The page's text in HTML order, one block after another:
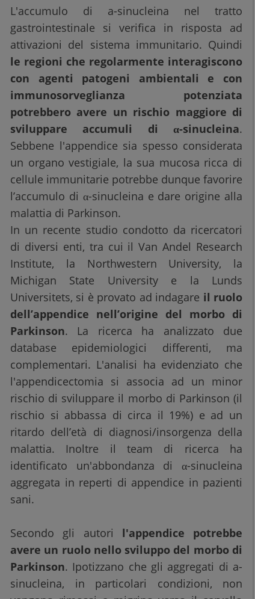
L'accumulo di a-sinucleina nel tratto
gastrointestinale si verifica in risposta ad
attivazioni del sistema immunitario. Quindi
le regioni che regolarmente interagiscono
con agenti patogeni ambientali e con
immunosorveglianza potenziata
potrebbero avere un rischio maggiore di
sviluppare accumuli di α-sinucleina.
Sebbene l'appendice sia spesso considerata
un organo vestigiale, la sua mucosa ricca di
cellule immunitarie potrebbe dunque favorire
l’accumulo di α-sinucleina e dare origine alla
malattia di Parkinson.
In un recente studio condotto da ricercatori
di diversi enti, tra cui il Van Andel Research
Institute, la Northwestern University, la
Michigan State University e la Lunds
Universitets, si è provato ad indagare il ruolo
dell’appendice nell’origine del morbo di
Parkinson. La ricerca ha analizzato due
database epidemiologici differenti, ma
complementari. L'analisi ha evidenziato che
l'appendicectomia si associa ad un minor
rischio di sviluppare il morbo di Parkinson (il
rischio si abbassa di circa il 19%) e ad un
ritardo dell’età di diagnosi/insorgenza della
malattia. Inoltre il team di ricerca ha
identificato un'abbondanza di α-sinucleina
aggregata in reperti di appendice in pazienti
sani.
Secondo gli autori l'appendice potrebbe
avere un ruolo nello sviluppo del morbo di
Parkinson. Ipotizzano che gli aggregati di a-
sinucleina, in particolari condizioni, non